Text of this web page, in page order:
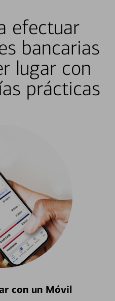
efectuar
bancarias
lugar con
prácticas
con un Móvil